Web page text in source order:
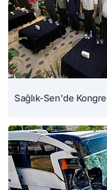
Sağlık-Sen'de